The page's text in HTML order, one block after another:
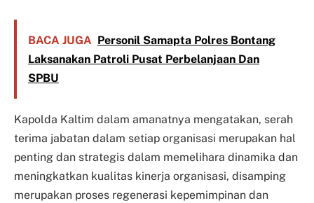
BACA JUGA Personil Samapta Polres Bontang
Laksanakan Patroli Pusat Perbelanjaan Dan
SPBU
Kapolda Kaltim dalam amanatnya mengatakan, serah
terima jabatan dalam setiap organisasi merupakan hal
penting dan strategis dalam memelihara dinamika dan
meningkatkan kualitas kinerja organisasi, disamping
merupakan proses regenerasi kepemimpinan dan